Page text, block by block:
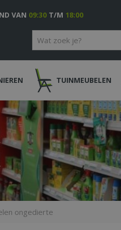
ongedierte
VAN 09:30 T/M 18:00
TUINMEUBELEN